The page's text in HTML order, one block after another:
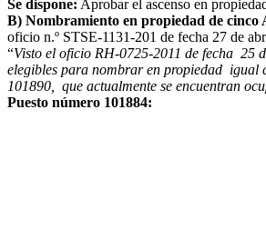
Se dispone: Aprobar el ascenso en
B) Nombramiento en propiedad de cinco
oficio n.º STSE-1131-201 de fecha 27 de
“Visto el oficio RH-0725-2011 de fecha 25
elegibles para nombrar en propiedad igual
101890, que actualmente se encuentran
Puesto número 101884: